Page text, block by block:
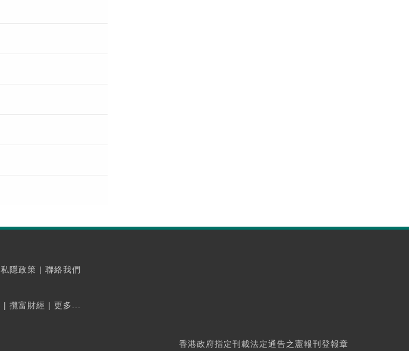
私隱政策 | 聯絡我們
| 攬富財經 | 更多...
香港政府指定刊載法定通告之憲報刊登報章